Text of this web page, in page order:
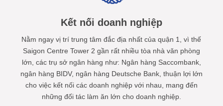
Kết nối doanh nghiệp
Nằm ngay vị trí trung tâm đắc địa nhất của quận 1, vì thế
Saigon Centre Tower 2 gần rất nhiều tòa nhà văn phòng
lớn, các trụ sở ngân hàng như: Ngân hàng Saccombank,
ngân hàng BIDV, ngân hàng Deutsche Bank, thuận lợi lớn
cho việc kết nối các doanh nghiệp với nhau, mang đến
những đối tác làm ăn lớn cho doanh nghiệp.